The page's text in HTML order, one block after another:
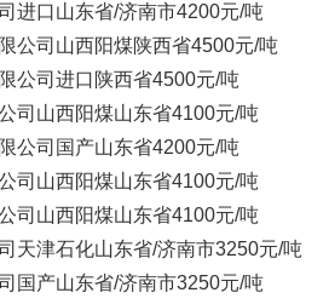
进口山东省/济南市4200元/吨
公司 山西阳煤陕西省4500元/吨
公司 进口 陕西省4500元/吨
司 山西阳煤山东省4100元/吨
公司 国产山东省4200元/吨
司 山西阳煤山东省4100元/吨
司 山西阳煤山东省4100元/吨
天津石化山东省/济南市3250元/吨
国产山东省/济南市3250元/吨